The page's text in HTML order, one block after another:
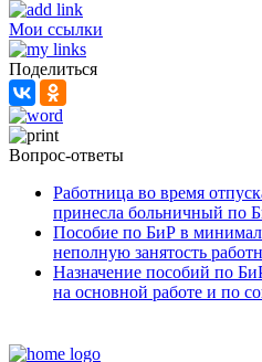
Мои ссылки
Поделиться
Вопрос-ответы
Работница во время
принесла больничный по
Пособие по БиР в
неполную занятость
Назначение пособий по
на основной работе и по